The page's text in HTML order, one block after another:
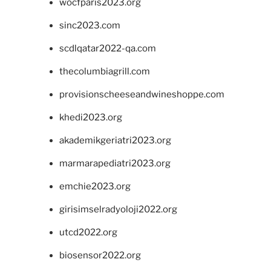
wocfparis2023.org
sinc2023.com
scdlqatar2022-qa.com
thecolumbiagrill.com
provisionscheeseandwineshoppe.com
khedi2023.org
akademikgeriatri2023.org
marmarapediatri2023.org
emchie2023.org
girisimselradyoloji2022.org
utcd2022.org
biosensor2022.org